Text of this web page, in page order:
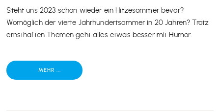
Steht uns 2023 schon wieder ein Hitzesommer bevor?
Womöglich der vierte Jahrhundertsommer in 20 Jahren? Trotz
ernsthaften Themen geht alles etwas besser mit Humor.
MEHR ...